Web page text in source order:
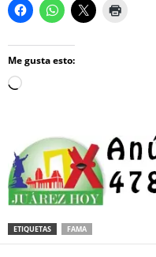
Me gusta esto:
Loading…
ETIQUETAS FAMA